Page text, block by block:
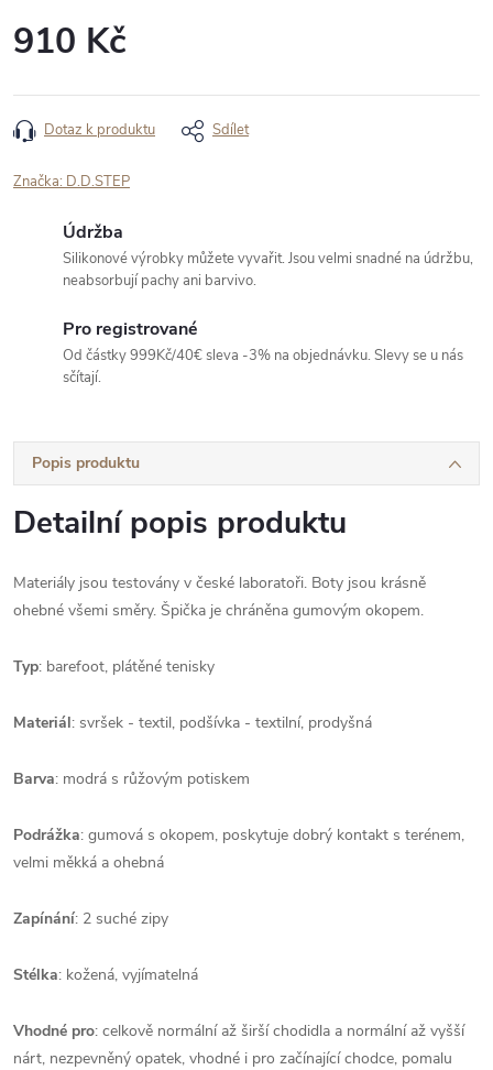
910 Kč
cena:
Dotaz k produktu Sdílet
Značka: D.D.STEP
Údržba
Silikonové výrobky můžete vyvařit. Jsou velmi snadné na údržbu,
neabsorbují pachy ani barvivo.
Pro registrované
Od částky 999Kč/40€ sleva -3% na objednávku. Slevy se u nás
sčítají.
Popis produktu
Detailní popis produktu
Materiály jsou testovány v české laboratoři. Boty jsou krásně
ohebné všemi směry. Špička je chráněna gumovým okopem.
Typ: barefoot, plátěné tenisky
Materiál: svršek - textil, podšívka - textilní, prodyšná
Barva: modrá s růžovým potiskem
Podrážka: gumová s okopem, poskytuje dobrý kontakt s terénem,
velmi měkká a ohebná
Zapínání: 2 suché zipy
Stélka: kožená, vyjímatelná
Vhodné pro: celkově normální až širší chodidla a normální až vyšší
nárt, nezpevněný opatek, vhodné i pro začínající chodce, pomalu